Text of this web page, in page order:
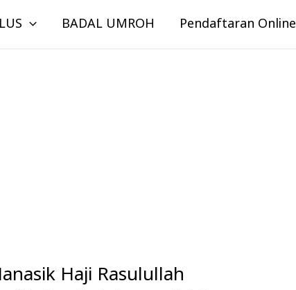
BADAL UMROH Pendaftaran Online
Haji Rasulullah